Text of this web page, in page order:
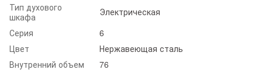
Тип духового
шкафа
Электрическая
Серия
6
Цвет
Нержавеющая сталь
Внутренний объем
76